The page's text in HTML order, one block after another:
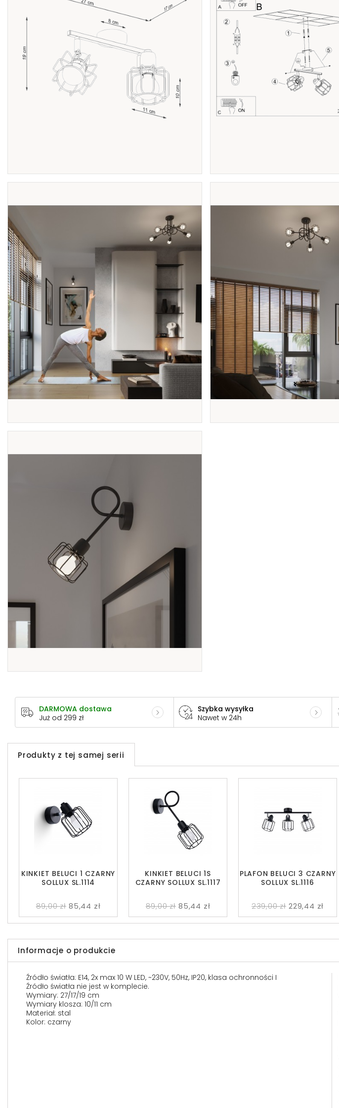
DARMOWA dostawa
Już od 299 zł
Szybka wysyłka
Nawet w 24h
Produkty z tej samej serii
KINKIET BELUCI 1 CZARNY
SOLLUX SL.1114
89,00 zł 85,44 zł
PLAFON BELUCI 3 CZARNY
SOLLUX SL.1116
239,00 zł 229,44 zł
KINKIET BELUCI 1S
CZARNY SOLLUX SL.1117
89,00 zł 85,44 zł
Informacje o produkcie
Źródło światła: E14, 2x max 10 W LED, ~230V, 50Hz, IP20, klasa ochronności I
Źródło światła nie jest w komplecie.
Wymiary: 27/17/19 cm
Wymiary klosza: 10/11 cm
Materiał: stal
Kolor: czarny